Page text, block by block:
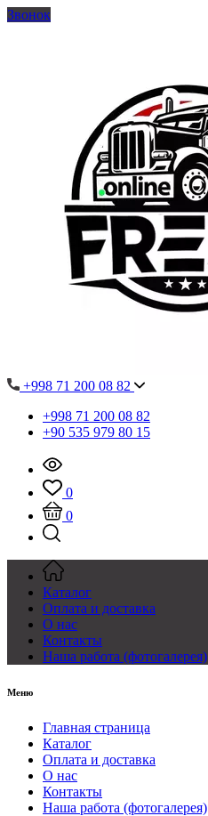
Звонок
+998 71 200 08 82
+998 71 200 08 82
+90 535 979 80 15
0
0
Каталог
Оплата и доставка
О нас
Контакты
Наша работа (фотогалерея)
Меню
Главная страница
Каталог
Оплата и доставка
О нас
Контакты
Наша работа (фотогалерея)